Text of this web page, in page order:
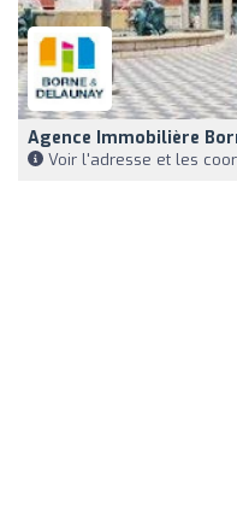
Agence Immobilière
Voir l'adresse et les